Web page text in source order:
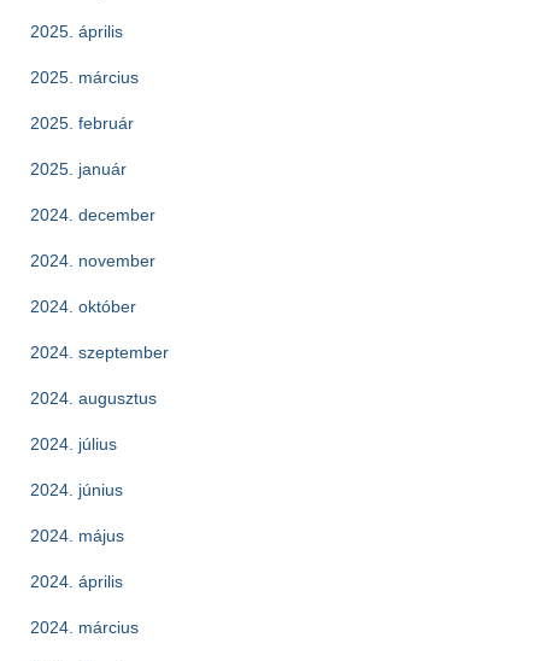
2025. április
2025. március
2025. február
2025. január
2024. december
2024. november
2024. október
2024. szeptember
2024. augusztus
2024. július
2024. június
2024. május
2024. április
2024. március